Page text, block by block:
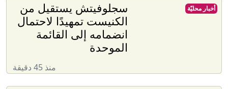
سجلوفيتش يستقيل من
الكنيست تمهيدًا لاحتمال
انضمامه إلى القائمة
الموحدة
منذ 45 دقيقة
أخبار محليّة